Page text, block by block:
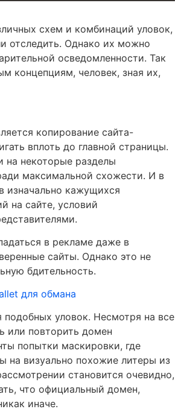
схем и комбинаций уловок,
отследить. Однако их можно
осведомленности. Так
концепциям, человек, зная их,
копирование сайта-
вплоть до главной страницы.
на некоторые разделы
максимальной схожести. И в
изначально кажущихся
на сайте, условий
в рекламе даже в
сайты. Однако это не
бдительность.
для обмана
уловок. Несмотря на все
или повторить домен
попытки маскировки, где
на визуально похожие литеры из
становится очевидно,
что официальный домен,
иначе.